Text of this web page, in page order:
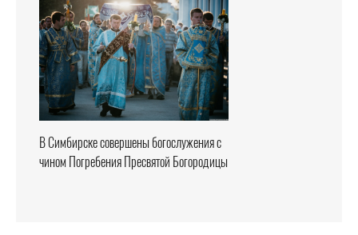
В Симбирске совершены богослужения с
чином Погребения Пресвятой Богородицы